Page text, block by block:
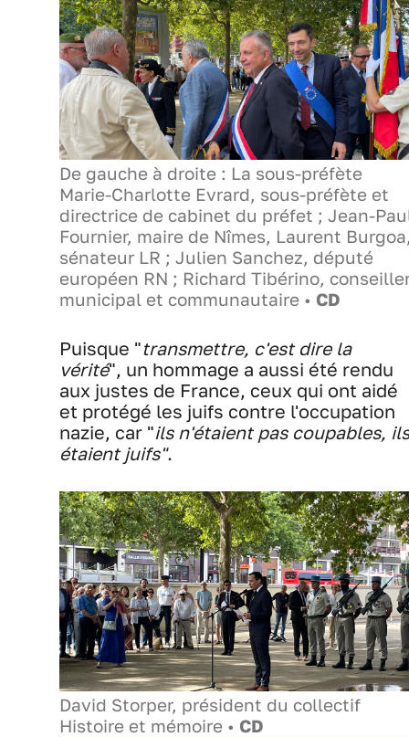
De gauche à droite : La sous-préfète
Marie-Charlotte Evrard, sous-préfète et
directrice de cabinet du préfet ; Jean-
Fournier, maire de Nîmes, Laurent
sénateur LR ; Julien Sanchez, député
européen RN ; Richard Tibérino,
municipal et communautaire • CD
Puisque "transmettre, c'est dire la
vérité", un hommage a aussi été rendu
aux justes de France, ceux qui ont aidé
et protégé les juifs contre l'occupation
nazie, car "ils n'étaient pas coupables, ils
étaient juifs".
David Storper, président du collectif
Histoire et mémoire • CD